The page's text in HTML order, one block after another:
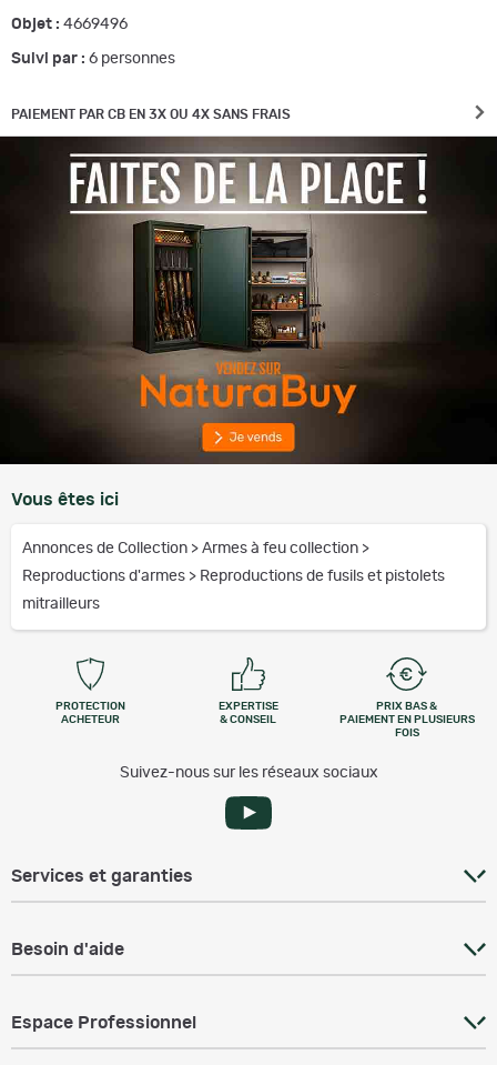
Objet : 4669496
Suivi par : 6 personnes
PAIEMENT PAR CB EN 3X OU 4X SANS FRAIS
Vous êtes ici
Annonces de Collection > Armes à feu collection >
Reproductions d'armes > Reproductions de fusils et pistolets
mitrailleurs
PROTECTION
ACHETEUR
EXPERTISE
& CONSEIL
PRIX BAS &
PAIEMENT EN PLUSIEURS
FOIS
Suivez-nous sur les réseaux sociaux
Services et garanties
Besoin d'aide
Espace Professionnel